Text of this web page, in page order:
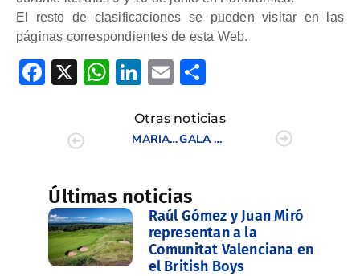
El resto de clasificaciones se pueden visitar en las
páginas correspondientes de esta Web.
Facebook
X WhatsApp
LinkedIn
Email
Otras noticias
MARIA GRIFO PRIMERA Y ANDREA MATA SEGUNDA EN EL CAMPEONATO DE ESPAÑA 3ª CATEGORIA
GALA DE CAMPEONES 2006
Últimas noticias
Raúl Gómez y Juan Miró
representan a la
Comunitat Valenciana en
el British Boys